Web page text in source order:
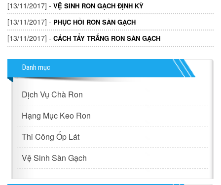
[13/11/2017] - VỆ SINH RON GẠCH ĐỊNH KỲ
[13/11/2017] - PHỤC HỒI RON SÀN GẠCH
[13/11/2017] - CÁCH TẨY TRẮNG RON SÀN GẠCH
Danh mục
Dịch Vụ Chà Ron
Hạng Mục Keo Ron
Thi Công Ốp Lát
Vệ Sinh Sàn Gạch